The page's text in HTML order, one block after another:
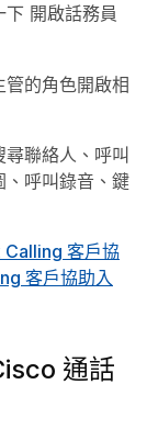
下 開啟話務員
的角色開啟相
聯絡人、呼叫
、呼叫錄音、鍵
客戶協
客戶協助入
通話